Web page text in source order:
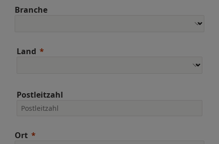
Branche
Land
Postleitzahl
Ort